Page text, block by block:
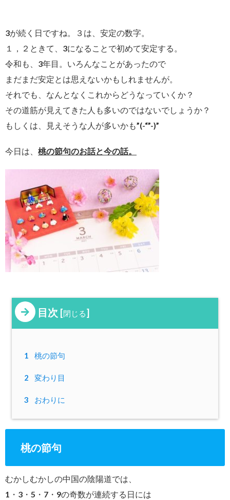
3が続く日ですね。３は、安定の数字。
１，２ときて、3になることで初めて安定する。
令和も、3年目。いろんなことがあったので
まだまだ安定とは思えないかもしれませんが。
それでも、なんとなくこれからどうなっていくか？
その道筋が見えてきた人も多いのではないでしょうか？
もしくは、見えそうな人が多いかも”(-“”-)”
今日は、 桃の節句のお話と今の話。
目次 [閉じる]
1 桃の節句
2 変わり目
3 おわりに
桃の節句
むかしむかしの中国の陰陽道では、
1・3・5・7・9の奇数が連続する日には